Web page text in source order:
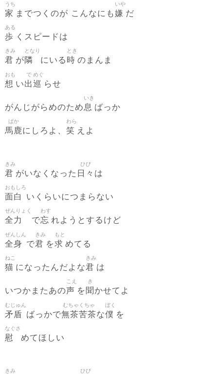
家
うち
までつくのが こんなにも嫌
いや
だ
歩
ある
くスピードは
君
きみ
が 隣
となり
にいる 時
とき
のまんま
想
おも
い出
で
巡
めぐ
らせ
がんじがらめのため息
いき
ばっか
馬鹿
ばか
にしろよ、 笑
わら
えよ
君
きみ
がいなくなった 日々
ひび
は
面白
おもしろ
いくらいにつまらない
全力
ぜんりょく
で忘
わす
れようとするけど
全身
ぜんしん
で君
きみ
を求
もと
めてる
猫
ねこ
になったんだよな君
きみ
は
いつかまたあの声
こえ
を 聞
き
かせてよ
矛盾
むじゅん
ばっかで無茶苦茶
むちゃくちゃ
な僕
ぼく
を
慰
なぐさ
めてほしい
きみ ひび